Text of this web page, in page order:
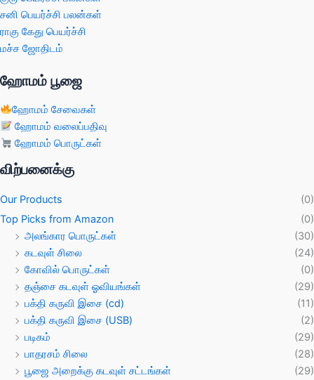
சனி பெயர்ச்சி பலன்கள்
ராகு கேது பெயர்ச்சி
மச்ச ஜோதிடம்
ஹோமம் பூஜை
ஹோமம் சேவைகள்
ஹோமம் வலைப்பதிவு
ஹோமம் பொருட்கள்
விற்பனைக்கு
Our Products
(0)
Top Picks from Amazon
(0)
அலங்கார பொருட்கள்
(30)
கடவுள் சிலை
(24)
கோவில் பொருட்கள்
(0)
தஞ்சை கடவுள் ஓவியங்கள்
(29)
பக்தி கருவி இசை (cd)
(11)
பக்தி கருவி இசை (USB)
(2)
படிகம்
(29)
பாதரசம் சிலை
(28)
பூஜை அறைக்கு கடவுள் சட்டங்கள்
(29)